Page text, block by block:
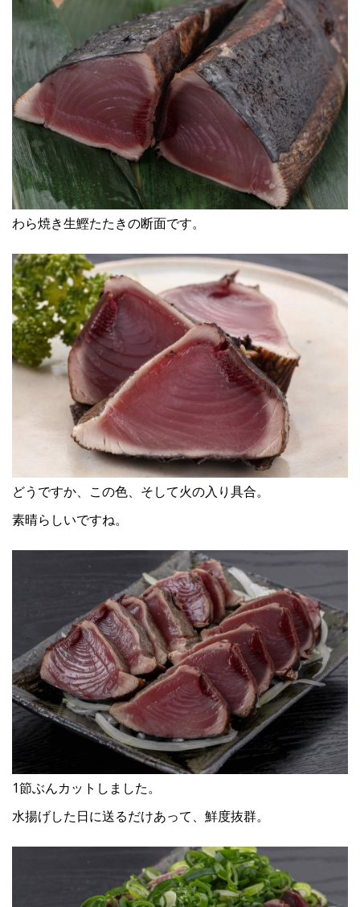
わら焼き生鰹たたきの断面です。
どうですか、この色、そして火の入り具合。
素晴らしいですね。
1節ぶんカットしました。
水揚げした日に送るだけあって、鮮度抜群。